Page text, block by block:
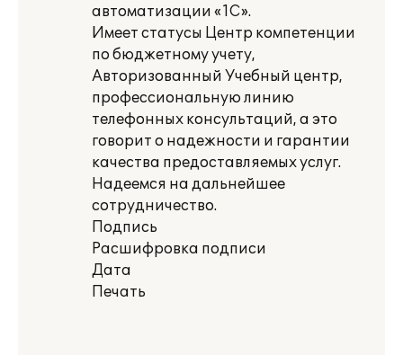
автоматизации «1С».
Имеет статусы Центр компетенции
по бюджетному учету,
Авторизованный Учебный центр,
профессиональную линию
телефонных консультаций, а это
говорит о надежности и гарантии
качества предоставляемых услуг.
Надеемся на дальнейшее
сотрудничество.
Подпись
Расшифровка подписи
Дата
Печать